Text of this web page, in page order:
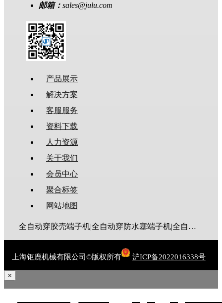
邮箱： sales@julu.com
产品展示
解决方案
客服服务
资料下载
人力资源
关于我们
会员中心
聚合标签
网站地图
全自动穿胶壳端子机|全自动穿防水塞端子机|全自动穿热缩管端子机|全自动穿护套端子机|全自动穿号码管端子机|全自动端子机|全自动穿防水栓端子机|端子压着机|端子压接机|静音端子机|多芯线端子机|护套线端子机|全自动排线端子机|新能源大平方压接机|电脑剥线机|自动剥线机|裁线机|剥线机
上海钜鹿机械有限公司©版权所有 沪ICP备2022016338号
×